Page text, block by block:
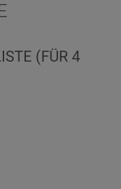
(FÜR 4